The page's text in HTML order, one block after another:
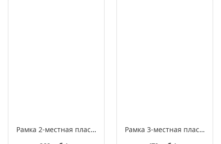
Рамка 2-местная пластиковая встраиваемая, серия ЛАХТА «Геометрика», овал Рамка 3-местная пластиковая встраиваемая, серия ЛАХТА «Геометрика», овал